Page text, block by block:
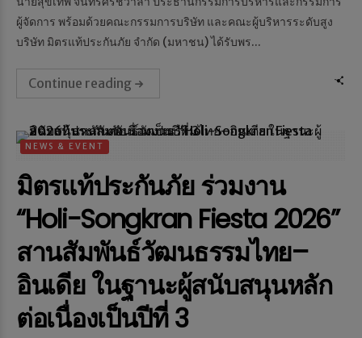
ผู้จัดการ พร้อมด้วยคณะกรรมการบริษัท และคณะผู้บริหารระดับสูง
บริษัท มิตรแท้ประกันภัย จำกัด (มหาชน) ได้รับพร...
Continue reading
NEWS & EVENT
มิตรแท้ประกันภัย ร่วมงาน
“Holi-Songkran Fiesta 2026”
สานสัมพันธ์วัฒนธรรมไทย–
อินเดีย ในฐานะผู้สนับสนุนหลัก
ต่อเนื่องเป็นปีที่ 3